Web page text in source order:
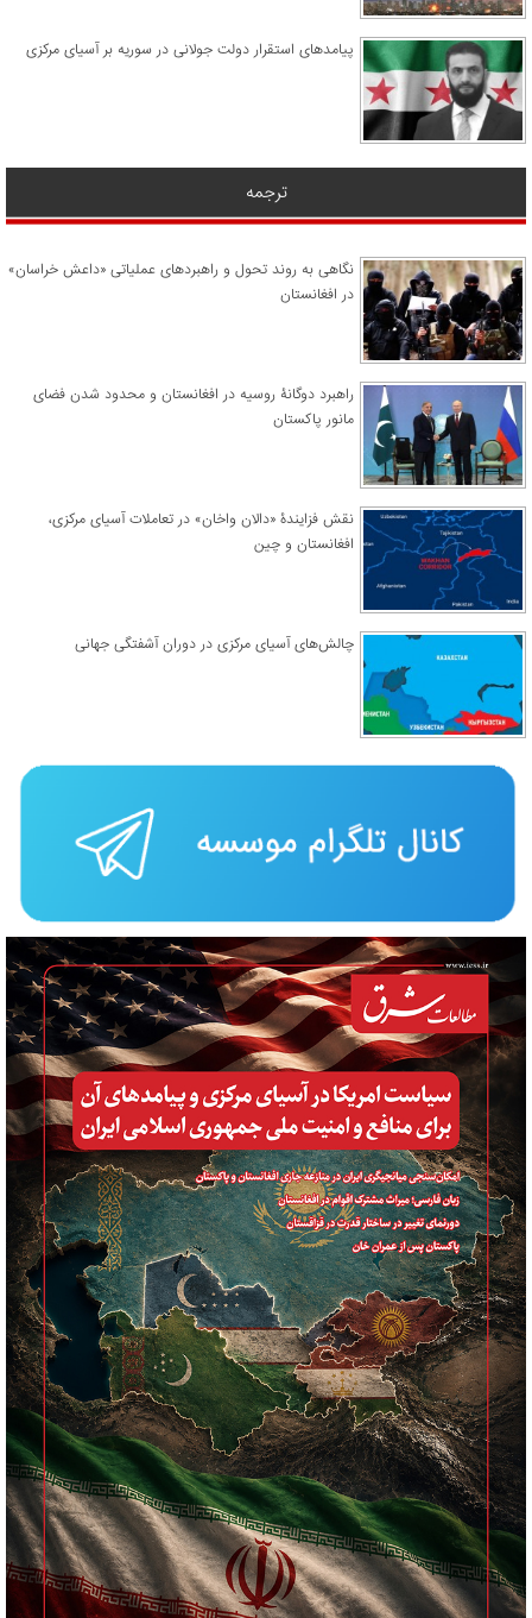
پیامدهای استقرار دولت جولانی در سوریه بر آسیای مرکزی
ترجمه
نگاهی به روند تحول و راهبردهای عملیاتی «داعش خراسان»
در افغانستان
راهبرد دوگانۀ روسیه در افغانستان و محدود شدن فضای
مانور پاکستان
نقش فزایندۀ «دالان واخان» در تعاملات آسیای مرکزی،
افغانستان و چین
چالش‌های آسیای مرکزی در دوران آشفتگی جهانی